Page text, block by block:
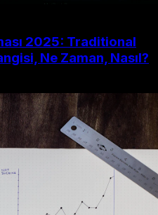
2025: Traditional
Ne Zaman, Nasıl?